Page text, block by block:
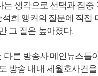
생각으로 선택과 집중
희 앵커의 질문에 직접
그 질은 높아졌다.
다른 방송사 메인뉴스들
방송 내내 세월호사건